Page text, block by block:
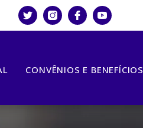
CONVÊNIOS E BENEFÍCIOS